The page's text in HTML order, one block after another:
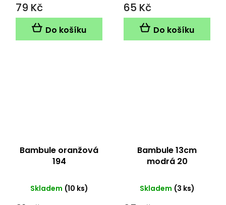
79 Kč
Do košíku
65 Kč
Do košíku
Bambule oranžová
194
Skladem (10 ks)
Bambule 13cm
modrá 20
Skladem (3 ks)